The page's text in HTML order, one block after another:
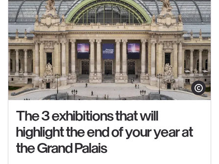
1954"
See
content
Show
The 3 exhibitions that will
highlight the end of your year at
the Grand Palais